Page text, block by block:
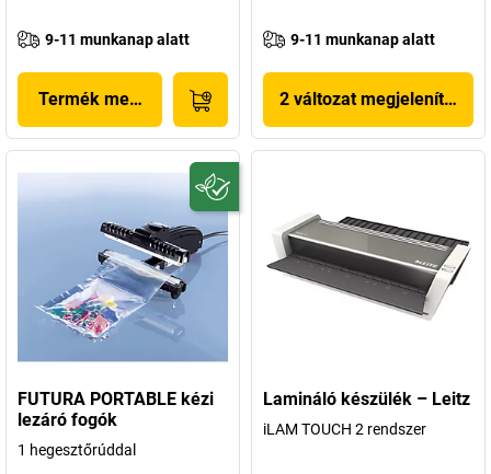
9-11 munkanap alatt
Termék megjelenítése
9-11 munkanap alatt
2 változat megjelenítése
FUTURA PORTABLE kézi
lezáró fogók
1 hegesztőrúddal
Lamináló készülék – Leitz
iLAM TOUCH 2 rendszer